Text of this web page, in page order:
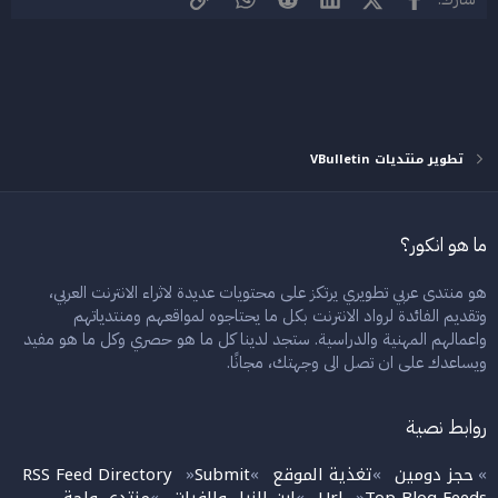
[::-- ليصبح الكود البرمجى كما يلى:
phpkd_aqr ()
إنتهى التعديل، قم بحفظ الملف وإعادة رفعه (مع السماح بالإستبدال).​
------------------- لمستخدمى النسخة الغير مضغوطة من الملف -----------
--------
[::-- قم بفتح النسخة الغير مضغوطة من الملف
qr_disable_controls ();
تطوير منتديات VBulletin
ما هو انكور؟
هو منتدى عربي تطويري يرتكز على محتويات عديدة لاثراء الانترنت العربي،
وتقديم الفائدة لرواد الانترنت بكل ما يحتاجوه لمواقعهم ومنتدياتهم
واعمالهم المهنية والدراسية. ستجد لدينا كل ما هو حصري وكل ما هو مفيد
ويساعدك على ان تصل الى وجهتك، مجانًا.
روابط نصية
» حجز دومين »تغذية الموقع »
RSS Feed Directory »Submit